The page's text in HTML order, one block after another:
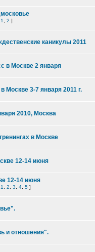
1 2 ]
каникулы 2011
в Москве 2 января
Москве 3-7 января 2011 г.
2010, Москва
в Москве
12-14 июня
12-14 июня
1 2 3 4 5 ]
и отношения".